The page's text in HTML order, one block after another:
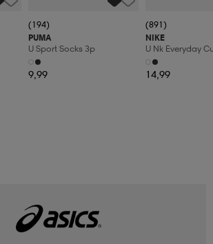
(194)
PUMA
U Sport Socks 3p
9,99
(891)
NIKE
U Nk Everyday
3pr
14,99